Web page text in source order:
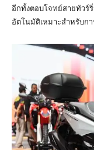
อีกทั้งตอบโจทย์สายทัวร์ริ่
อัตโนมัติเหมาะสำหรับก